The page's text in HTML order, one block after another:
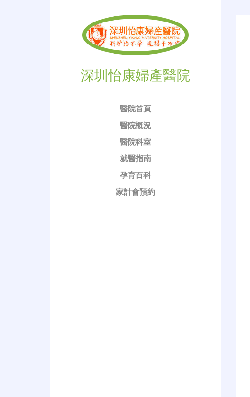
深圳怡康婦產醫院
醫院首頁
醫院概況
醫院科室
就醫指南
孕育百科
家計會預約